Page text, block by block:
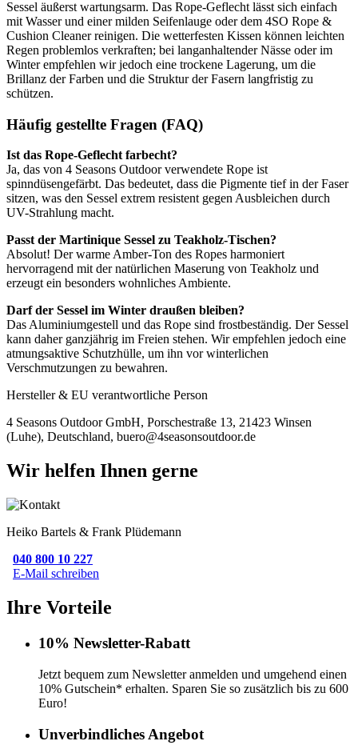
Sessel äußerst wartungsarm. Das Rope-Geflecht lässt sich einfach
mit Wasser und einer milden Seifenlauge oder dem 4SO Rope &
Cushion Cleaner reinigen. Die wetterfesten Kissen können leichten
Regen problemlos verkraften; bei langanhaltender Nässe oder im
Winter empfehlen wir jedoch eine trockene Lagerung, um die
Brillanz der Farben und die Struktur der Fasern langfristig zu
schützen.
Häufig gestellte Fragen (FAQ)
Ist das Rope-Geflecht farbecht?
Ja, das von 4 Seasons Outdoor verwendete Rope ist
spinndüsengefärbt. Das bedeutet, dass die Pigmente tief in der Faser
sitzen, was den Sessel extrem resistent gegen Ausbleichen durch
UV-Strahlung macht.
Passt der Martinique Sessel zu Teakholz-Tischen?
Absolut! Der warme Amber-Ton des Ropes harmoniert
hervorragend mit der natürlichen Maserung von Teakholz und
erzeugt ein besonders wohnliches Ambiente.
Darf der Sessel im Winter draußen bleiben?
Das Aluminiumgestell und das Rope sind frostbeständig. Der Sessel
kann daher ganzjährig im Freien stehen. Wir empfehlen jedoch eine
atmungsaktive Schutzhülle, um ihn vor winterlichen
Verschmutzungen zu bewahren.
Hersteller & EU verantwortliche Person
4 Seasons Outdoor GmbH, Porschestraße 13, 21423 Winsen
(Luhe), Deutschland, buero@4seasonsoutdoor.de
Wir helfen Ihnen gerne
Heiko Bartels & Frank Plüdemann
040 800 10 227
E-Mail schreiben
Ihre Vorteile
10% Newsletter-Rabatt
Jetzt bequem zum Newsletter anmelden und umgehend einen
10% Gutschein* erhalten. Sparen Sie so zusätzlich bis zu 600
Euro!
Unverbindliches Angebot